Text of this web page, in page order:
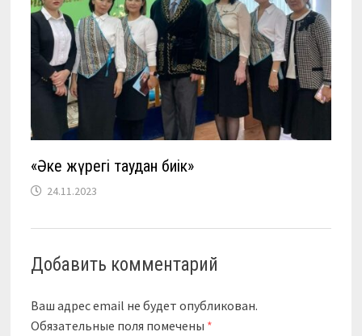
«Әке жүрегі таудан биік»
24.11.2023
Добавить комментарий
Ваш адрес email не будет опубликован.
Обязательные поля помечены *